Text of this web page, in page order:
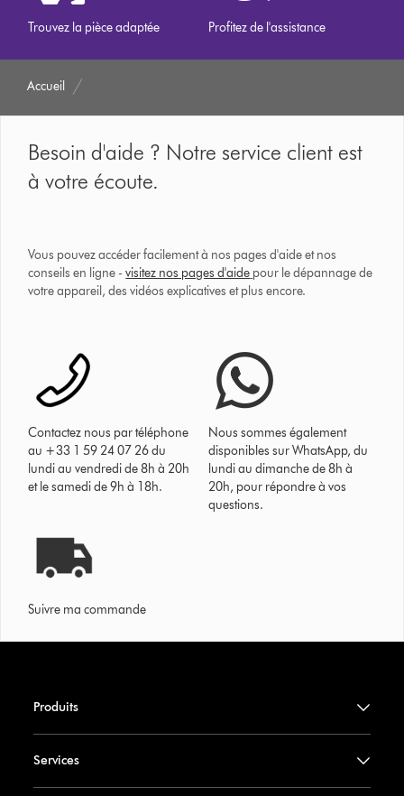
Trouvez la pièce adaptée Profitez de l'assistance
Accueil
Besoin d'aide ? Notre service client est
à votre écoute.
Vous pouvez accéder facilement à nos pages d'aide et nos
conseils en ligne -visitez nos pages d'aide pour le dépannage de
votre appareil, des vidéos explicatives et plus encore.
Contactez nous par téléphone
au +33 1 59 24 07 26 du
lundi au vendredi de 8h à 20h
et le samedi de 9h à 18h.
Nous sommes également
disponibles sur WhatsApp, du
lundi au dimanche de 8h à
20h, pour répondre à vos
questions.
Suivre ma commande
Produits
Services